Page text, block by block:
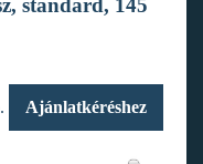
standard, 145
Ajánlatkéréshez